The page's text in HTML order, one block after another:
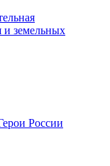
и земельных
России